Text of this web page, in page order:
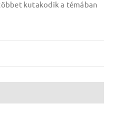
kutakodik a témában